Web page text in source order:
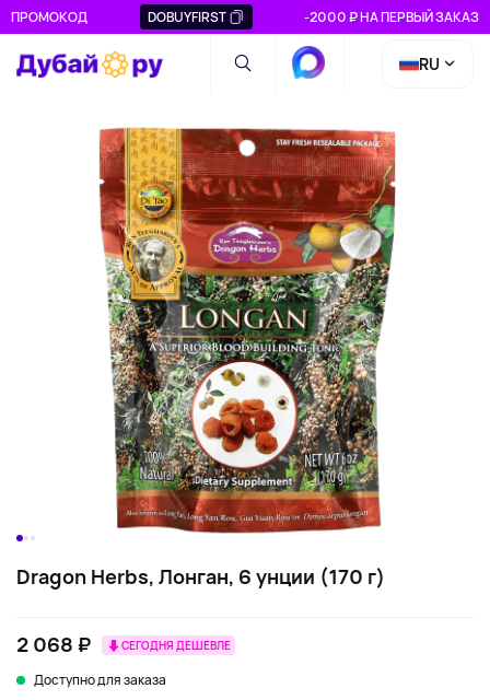
ПРОМОКОД DOBUYFIRST -2000 ₽ НА ПЕРВЫЙ ЗАКАЗ
RU
Dragon Herbs, Лонган, 6 унции (170 г)
2 068 ₽ СЕГОДНЯ ДЕШЕВЛЕ
Доступно для заказа